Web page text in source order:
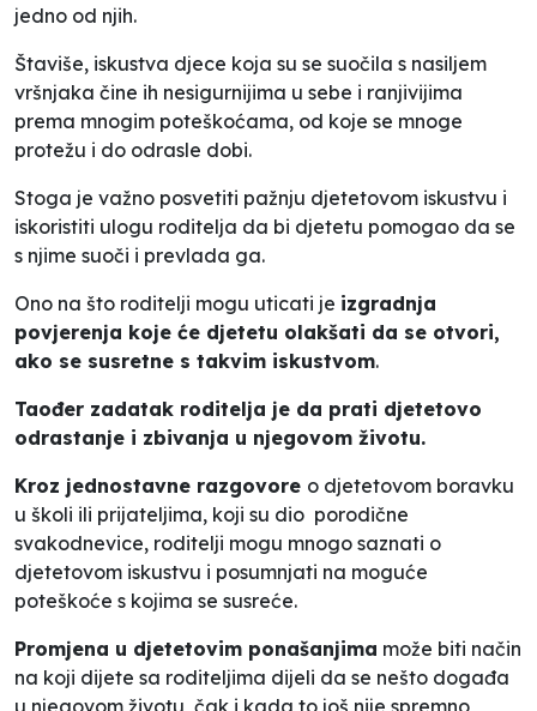
jedno od njih.
Štaviše, iskustva djece koja su se suočila s nasiljem
vršnjaka čine ih nesigurnijima u sebe i ranjivijima
prema mnogim poteškoćama, od koje se mnoge
protežu i do odrasle dobi.
Stoga je važno posvetiti pažnju djetetovom iskustvu i
iskoristiti ulogu roditelja da bi djetetu pomogao da se
s njime suoči i prevlada ga.
Ono na što roditelji mogu uticati je izgradnja
povjerenja koje će djetetu olakšati da se otvori,
ako se susretne s takvim iskustvom.
Taođer zadatak roditelja je da prati djetetovo
odrastanje i zbivanja u njegovom životu.
Kroz jednostavne razgovore o djetetovom boravku
u školi ili prijateljima, koji su dio porodične
svakodnevice, roditelji mogu mnogo saznati o
djetetovom iskustvu i posumnjati na moguće
poteškoće s kojima se susreće.
Promjena u djetetovim ponašanjima može biti način
na koji dijete sa roditeljima dijeli da se nešto događa
u njegovom životu, čak i kada to još nije spremno